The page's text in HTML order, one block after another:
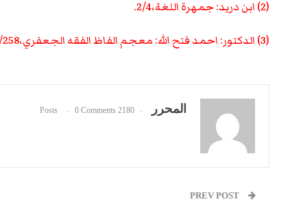
(2) ابن دريد: جمهرة اللغة،2/4.
(3) الدكتور: احمد فتح الله: معجم الفاظ الفقه الجعفري،1/258
المحرر 2180 Posts
0 Comments